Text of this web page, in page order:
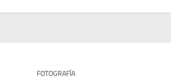
FOTOGRAFÍA